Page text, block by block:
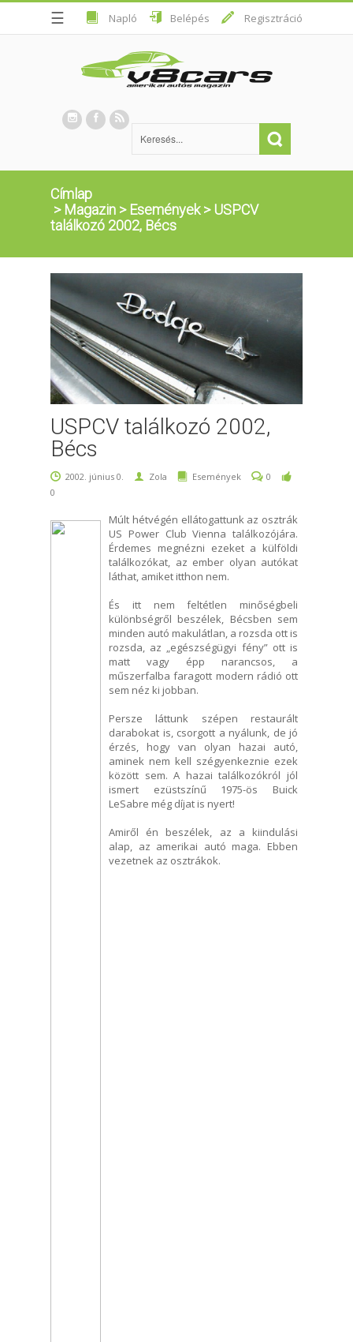
☰ Napló Belépés Regisztráció
Címlap
> Magazin > Események> USPCV
találkozó 2002, Bécs
USPCV találkozó 2002,
Bécs
2002. június 0. Zola Események
0
0
Múlt hétvégén ellátogattunk az osztrák
US Power Club Vienna találkozójára.
Érdemes megnézni ezeket a külföldi
találkozókat, az ember olyan autókat
láthat, amiket itthon nem.
És itt nem feltétlen minőségbeli
különbségről beszélek, Bécsben sem
minden autó makulátlan, a rozsda ott is
rozsda, az „egészségügyi fény” ott is
matt vagy épp narancsos, a
műszerfalba faragott modern rádió ott
sem néz ki jobban.
Persze láttunk szépen restaurált
darabokat is, csorgott a nyálunk, de jó
érzés, hogy van olyan hazai autó,
aminek nem kell szégyenkeznie ezek
között sem. A hazai találkozókról jól
ismert ezüstszínű 1975-ös Buick
LeSabre még díjat is nyert!
Amiről én beszélek, az a kiindulási
alap, az amerikai autó maga. Ebben
vezetnek az osztrákok.